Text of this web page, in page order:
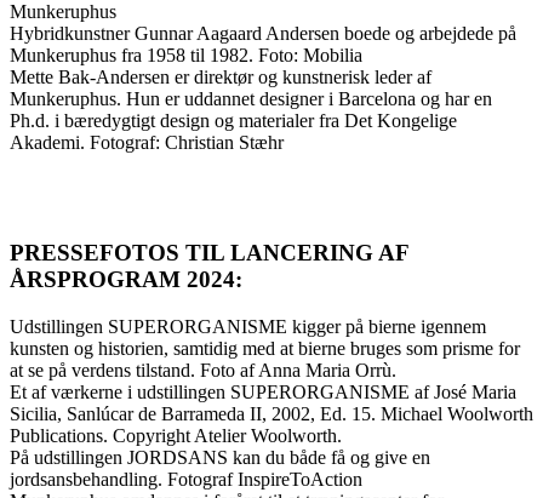
Munkeruphus
Hybridkunstner Gunnar Aagaard Andersen boede og arbejdede på
Munkeruphus fra 1958 til 1982. Foto: Mobilia
Mette Bak-Andersen er direktør og kunstnerisk leder af
Munkeruphus. Hun er uddannet designer i Barcelona og har en
Ph.d. i bæredygtigt design og materialer fra Det Kongelige
Akademi. Fotograf: Christian Stæhr
PRESSEFOTOS TIL LANCERING AF
ÅRSPROGRAM 2024:
Udstillingen SUPERORGANISME kigger på bierne igennem
kunsten og historien, samtidig med at bierne bruges som prisme for
at se på verdens tilstand. Foto af Anna Maria Orrù.
Et af værkerne i udstillingen SUPERORGANISME af José Maria
Sicilia, Sanlúcar de Barrameda II, 2002, Ed. 15. Michael Woolworth
Publications. Copyright Atelier Woolworth.
På udstillingen JORDSANS kan du både få og give en
jordsansbehandling. Fotograf InspireToAction